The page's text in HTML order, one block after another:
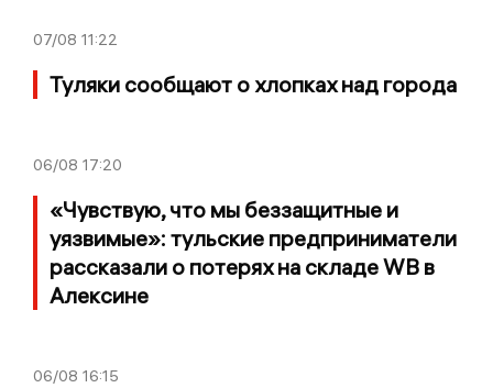
07/08 11:22
Туляки сообщают о хлопках над города
06/08 17:20
«Чувствую, что мы беззащитные и
уязвимые»: тульские предприниматели
рассказали о потерях на складе WB в
Алексине
06/08 16:15